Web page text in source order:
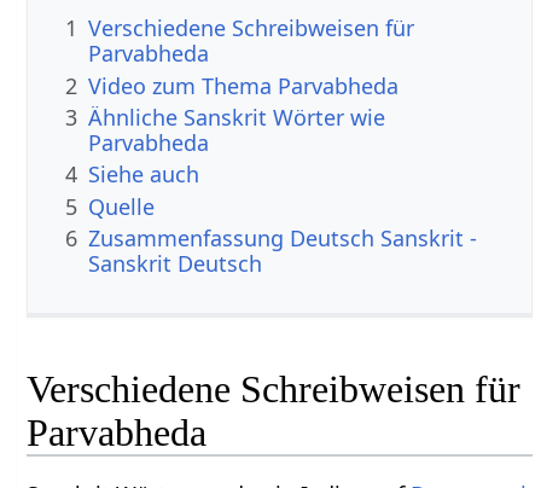
1 Verschiedene Schreibweisen für
Parvabheda
2 Video zum Thema Parvabheda
3 Ähnliche Sanskrit Wörter wie
Parvabheda
4 Siehe auch
5 Quelle
6 Zusammenfassung Deutsch Sanskrit -
Sanskrit Deutsch
Verschiedene Schreibweisen für
Parvabheda